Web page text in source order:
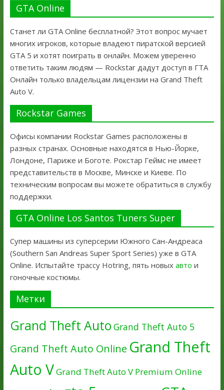
GTA Online
Станет ли GTA Online бесплатной? Этот вопрос мучает
многих игроков, которые владеют пиратской версией
GTA 5 и хотят поиграть в онлайн. Можем уверенно
ответить таким людям — Rockstar дадут доступ в ГТА
Онлайн только владельцам лицензии на Grand Theft
Auto V.
Rockstar Games
Офисы компании Rockstar Games расположены в
разных странах. Основные находятся в Нью-Йорке,
Лондоне, Париже и Боготе. Рокстар Геймс не имеет
представительств в Москве, Минске и Киеве. По
техническим вопросам вы можете обратиться в службу
поддержки.
GTA Online Los Santos Tuners Super
Супер машины из суперсерии Южного Сан-Андреаса
(Southern San Andreas Super Sport Series) уже в GTA
Online. Испытайте трассу Hotring, пять новых авто и
гоночные костюмы.
Метки
Grand Theft Auto Grand Theft Auto 5
Grand Theft Auto Online Grand Theft
Auto VGrand Theft Auto V Premium Online